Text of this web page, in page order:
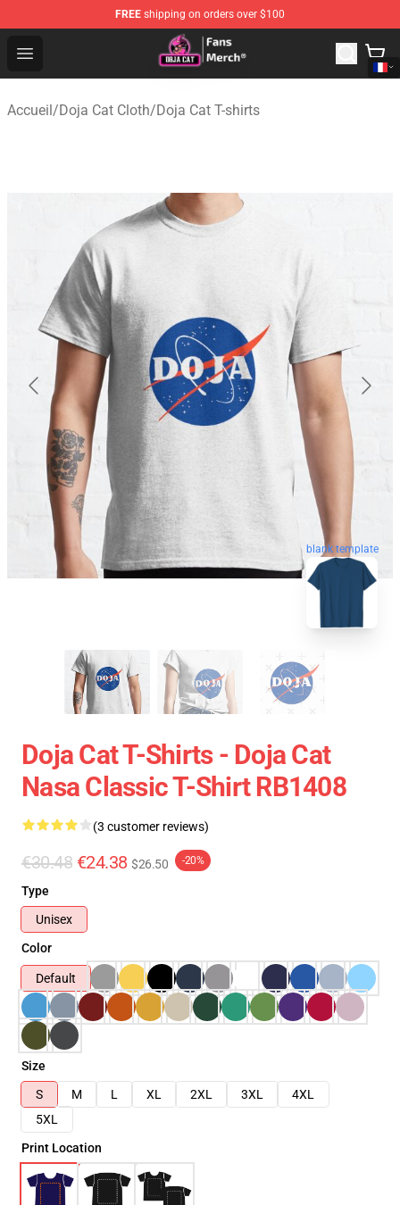
FREE shipping on orders over $100
Open menu
Doja Cat Store - Official Doja Cat Merchandise Shop
Accueil/Doja Cat Cloth/Doja Cat T-shirts
blank template
Doja Cat T-Shirts - Doja Cat
Nasa Classic T-Shirt RB1408
(3 customer reviews)
€30.48 €24.38 $26.50 -20%
Type
Unisex
Color
Default
Size
S
M L XL 2XL 3XL
4XL
5XL
Print Location